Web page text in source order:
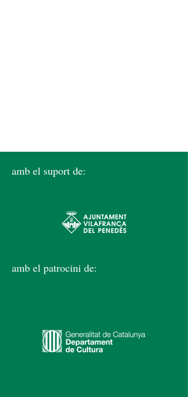
amb el suport de:
amb el patrocini de: